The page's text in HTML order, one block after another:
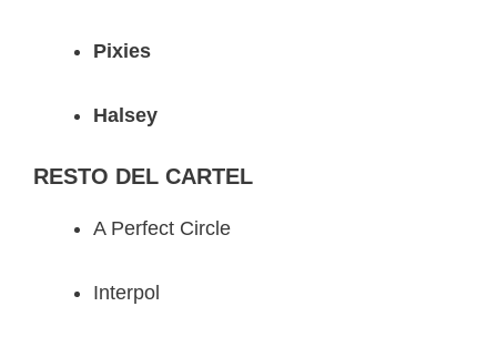
Pixies
Halsey
RESTO DEL CARTEL
A Perfect Circle
Interpol